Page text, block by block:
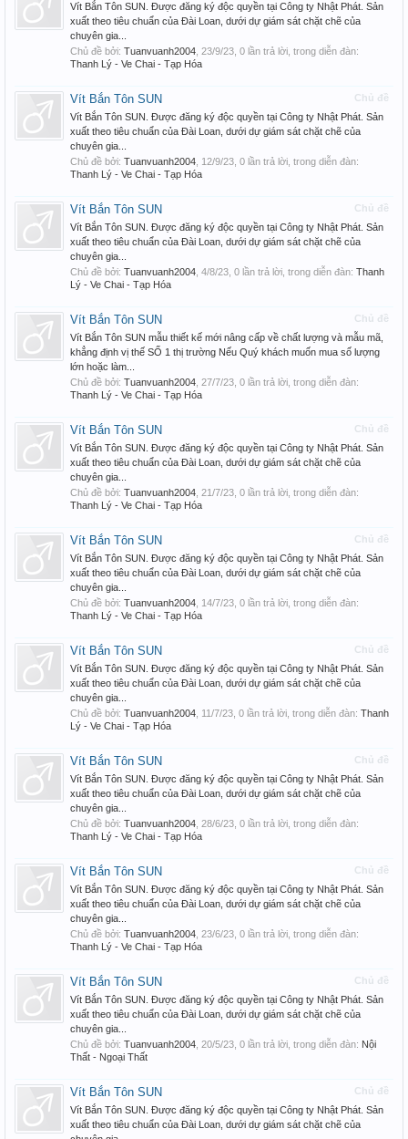
Vít Bắn Tôn SUN. Được đăng ký độc quyền tại Công ty Nhật Phát. Sản
xuất theo tiêu chuẩn của Đài Loan, dưới dự giám sát chặt chẽ của
chuyên gia...
Chủ đề bởi: Tuanvuanh2004 23/9/23 , 0 lần trả lời, trong diễn đàn:
Thanh Lý - Ve Chai - Tạp Hóa
Chủ đề
Vít Bắn Tôn SUN
Vít Bắn Tôn SUN. Được đăng ký độc quyền tại Công ty Nhật Phát. Sản
xuất theo tiêu chuẩn của Đài Loan, dưới dự giám sát chặt chẽ của
chuyên gia...
Chủ đề bởi: Tuanvuanh2004 12/9/23 , 0 lần trả lời, trong diễn đàn:
Thanh Lý - Ve Chai - Tạp Hóa
Chủ đề
Vít Bắn Tôn SUN
Vít Bắn Tôn SUN. Được đăng ký độc quyền tại Công ty Nhật Phát. Sản
xuất theo tiêu chuẩn của Đài Loan, dưới dự giám sát chặt chẽ của
chuyên gia...
Chủ đề bởi: Tuanvuanh2004 4/8/23 , 0 lần trả lời, trong diễn đàn: Thanh
Lý - Ve Chai - Tạp Hóa
Chủ đề
Vít Bắn Tôn SUN
Vít Bắn Tôn SUN mẫu thiết kế mới nâng cấp về chất lượng và mẫu mã,
khẳng định vị thế SỐ 1 thị trường Nếu Quý khách muốn mua số lượng
lớn hoặc làm...
Chủ đề bởi: Tuanvuanh2004 27/7/23 , 0 lần trả lời, trong diễn đàn:
Thanh Lý - Ve Chai - Tạp Hóa
Chủ đề
Vít Bắn Tôn SUN
Vít Bắn Tôn SUN. Được đăng ký độc quyền tại Công ty Nhật Phát. Sản
xuất theo tiêu chuẩn của Đài Loan, dưới dự giám sát chặt chẽ của
chuyên gia...
Chủ đề bởi: Tuanvuanh2004 21/7/23 , 0 lần trả lời, trong diễn đàn:
Thanh Lý - Ve Chai - Tạp Hóa
Chủ đề
Vít Bắn Tôn SUN
Vít Bắn Tôn SUN. Được đăng ký độc quyền tại Công ty Nhật Phát. Sản
xuất theo tiêu chuẩn của Đài Loan, dưới dự giám sát chặt chẽ của
chuyên gia...
Chủ đề bởi: Tuanvuanh2004 14/7/23 , 0 lần trả lời, trong diễn đàn:
Thanh Lý - Ve Chai - Tạp Hóa
Chủ đề
Vít Bắn Tôn SUN
Vít Bắn Tôn SUN. Được đăng ký độc quyền tại Công ty Nhật Phát. Sản
xuất theo tiêu chuẩn của Đài Loan, dưới dự giám sát chặt chẽ của
chuyên gia...
Chủ đề bởi: Tuanvuanh2004 11/7/23 , 0 lần trả lời, trong diễn đàn: Thanh
Lý - Ve Chai - Tạp Hóa
Chủ đề
Vít Bắn Tôn SUN
Vít Bắn Tôn SUN. Được đăng ký độc quyền tại Công ty Nhật Phát. Sản
xuất theo tiêu chuẩn của Đài Loan, dưới dự giám sát chặt chẽ của
chuyên gia...
Chủ đề bởi: Tuanvuanh2004 28/6/23 , 0 lần trả lời, trong diễn đàn:
Thanh Lý - Ve Chai - Tạp Hóa
Chủ đề
Vít Bắn Tôn SUN
Vít Bắn Tôn SUN. Được đăng ký độc quyền tại Công ty Nhật Phát. Sản
xuất theo tiêu chuẩn của Đài Loan, dưới dự giám sát chặt chẽ của
chuyên gia...
Chủ đề bởi: Tuanvuanh2004 23/6/23 , 0 lần trả lời, trong diễn đàn:
Thanh Lý - Ve Chai - Tạp Hóa
Chủ đề
Vít Bắn Tôn SUN
Vít Bắn Tôn SUN. Được đăng ký độc quyền tại Công ty Nhật Phát. Sản
xuất theo tiêu chuẩn của Đài Loan, dưới dự giám sát chặt chẽ của
chuyên gia...
Chủ đề bởi: Tuanvuanh2004 20/5/23 , 0 lần trả lời, trong diễn đàn: Nội
Thất - Ngoại Thất
Chủ đề
Vít Bắn Tôn SUN
Vít Bắn Tôn SUN. Được đăng ký độc quyền tại Công ty Nhật Phát. Sản
xuất theo tiêu chuẩn của Đài Loan, dưới dự giám sát chặt chẽ của